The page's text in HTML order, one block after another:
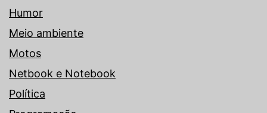
Humor
Meio ambiente
Motos
Netbook e Notebook
Política